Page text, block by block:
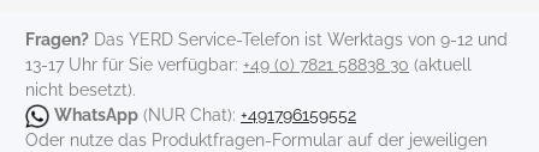
Fragen? Das YERD Service-Telefon ist Werktags von 9-12 und
13-17 Uhr für Sie verfügbar: +49 (0) 7821 58838 30 (aktuell
nicht besetzt).
WhatsApp (NUR Chat): +491796159552
Oder nutze das Produktfragen-Formular auf der jeweiligen